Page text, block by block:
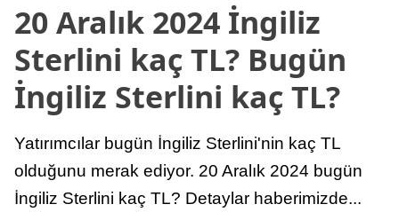
20 Aralık 2024 İngiliz
Sterlini kaç TL? Bugün
İngiliz Sterlini kaç TL?
Yatırımcılar bugün İngiliz Sterlini'nin kaç TL
olduğunu merak ediyor. 20 Aralık 2024 bugün
İngiliz Sterlini kaç TL? Detaylar haberimizde...